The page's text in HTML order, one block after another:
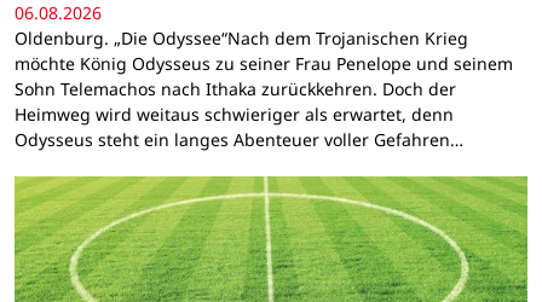
06.08.2026
Oldenburg. „Die Odyssee“Nach dem Trojanischen Krieg
möchte König Odysseus zu seiner Frau Penelope und seinem
Sohn Telemachos nach Ithaka zurückkehren. Doch der
Heimweg wird weitaus schwieriger als erwartet, denn
Odysseus steht ein langes Abenteuer voller Gefahren…